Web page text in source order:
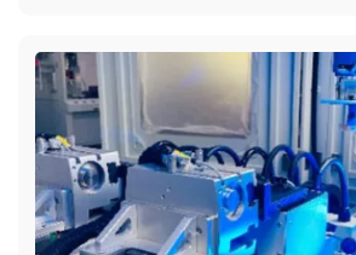
多、噪声大，工人劳动强度高，还面临
健康风险。同时，人工操作效率低、易出